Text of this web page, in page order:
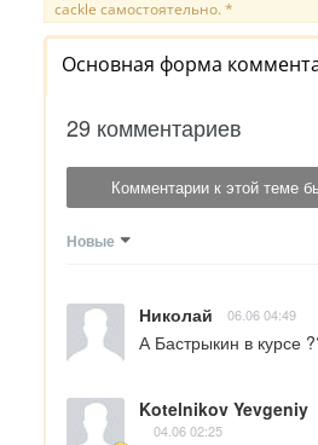
cackle самостоятельно. *
Основная форма
29 комментариев
Комментарии к этой теме
Новые
Николай 06.06 04:49
А Бастрыкин в курсе
Kotelnikov Yevgeniy
04.06 02:25